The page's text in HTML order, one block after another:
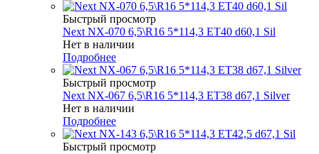
Быстрый просмотр
Next NX-070 6,5\R16 5*114,3 ET40 d60,1 Sil
Нет в наличии
Подробнее
Быстрый просмотр
Next NX-067 6,5\R16 5*114,3 ET38 d67,1 Silver
Нет в наличии
Подробнее
Быстрый просмотр